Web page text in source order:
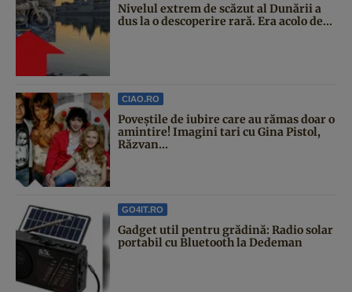
Nivelul extrem de scăzut al Dunării a
dus la o descoperire rară. Era acolo de...
CIAO.RO
Poveştile de iubire care au rămas doar o
amintire! Imagini tari cu Gina Pistol,
Răzvan...
GO4IT.RO
Gadget util pentru grădină: Radio solar
portabil cu Bluetooth la Dedeman